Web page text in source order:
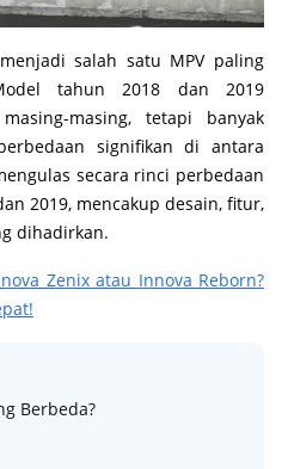
salah satu MPV paling
tahun 2018 dan 2019
masing, tetapi banyak
signifikan di antara
secara rinci perbedaan
2019, mencakup desain, fitur,
dihadirkan.
Zenix atau Innova Reborn?
Berbeda?